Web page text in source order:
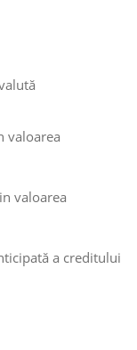
valoarea
valoarea
a creditului